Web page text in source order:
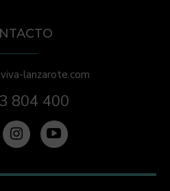
lanzarote.com
804 400